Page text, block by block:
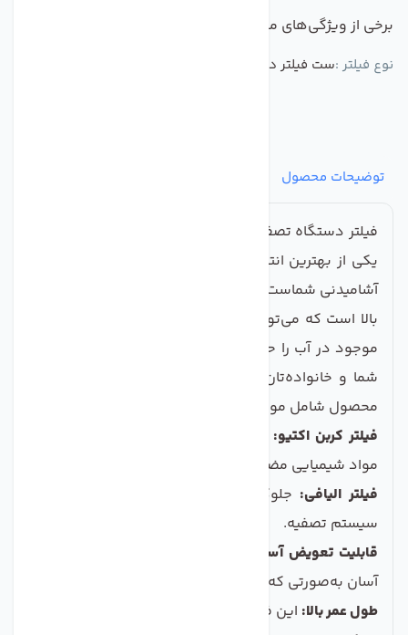
برخی از ویژگی‌های مهم این محصول :
نوع فیلتر :ست فیلتر دستگاه تصفیه آب خانگی 1 تا 3
توضیحات محصول
یکی از بهترین انتخاب‌ها برای اطمینان از کیفیت بالای آب
آشامیدنی شماست. این مجموعه شامل سه فیلتر با کیفیت
بالا است که می‌توانند به‌خوبی آلودگی‌ها و ناخالصی‌های
موجود در آب را حذف کنند، و آب سالم و گوارایی را برای
شما و خانواده‌تان فراهم سازند. ویژگی‌های کلیدی این
محصول شامل موارد زیر است:
فیلتر کربن اکتیو:
مواد شیمیایی مضر.
فیلتر الیافی: جلوگیری از ورود ذرات بزرگ و معلق به
سیستم تصفیه.
قابلیت تعویض آسان:
آسان به‌صورتی که هیچ نیازی به ابزار خاصی ندارد.
طول عمر بالا: این فیلترها با عمر طولانی خود، به شما کمک